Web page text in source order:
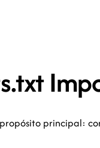
principal: